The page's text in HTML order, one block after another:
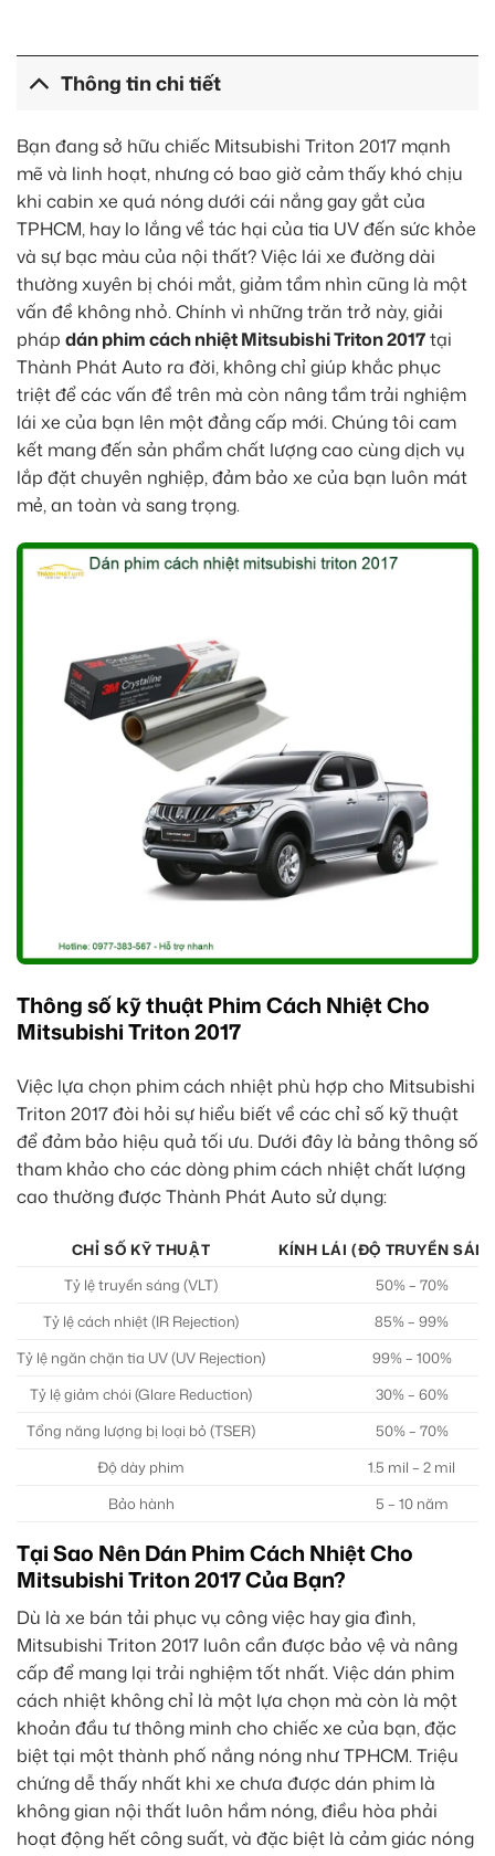
Thông tin chi tiết
Bạn đang sở hữu chiếc Mitsubishi Triton 2017 mạnh
mẽ và linh hoạt, nhưng có bao giờ cảm thấy khó chịu
khi cabin xe quá nóng dưới cái nắng gay gắt của
TPHCM, hay lo lắng về tác hại của tia UV đến sức khỏe
và sự bạc màu của nội thất? Việc lái xe đường dài
thường xuyên bị chói mắt, giảm tầm nhìn cũng là một
vấn đề không nhỏ. Chính vì những trăn trở này, giải
pháp dán phim cách nhiệt Mitsubishi Triton 2017tại
Thành Phát Auto ra đời, không chỉ giúp khắc phục
triệt để các vấn đề trên mà còn nâng tầm trải nghiệm
lái xe của bạn lên một đẳng cấp mới. Chúng tôi cam
kết mang đến sản phẩm chất lượng cao cùng dịch vụ
lắp đặt chuyên nghiệp, đảm bảo xe của bạn luôn mát
mẻ, an toàn và sang trọng.
Thông số kỹ thuật Phim Cách Nhiệt Cho
Mitsubishi Triton 2017
Việc lựa chọn phim cách nhiệt phù hợp cho Mitsubishi
Triton 2017 đòi hỏi sự hiểu biết về các chỉ số kỹ thuật
để đảm bảo hiệu quả tối ưu. Dưới đây là bảng thông số
tham khảo cho các dòng phim cách nhiệt chất lượng
cao thường được Thành Phát Auto sử dụng:
CHỈ SỐ KỸ THUẬT
KÍNH LÁI (ĐỘ TRUYỀN
Tỷ lệ truyền sáng (VLT)
50% – 70%
Tỷ lệ cách nhiệt (IR Rejection)
85% – 99%
Tỷ lệ ngăn chặn tia UV (UV Rejection)
99% – 100%
Tỷ lệ giảm chói (Glare Reduction)
30% – 60%
Tổng năng lượng bị loại bỏ (TSER)
50% – 70%
Độ dày phim
1.5 mil – 2 mil
Bảo hành
5 – 10 năm
Tại Sao Nên Dán Phim Cách Nhiệt Cho
Mitsubishi Triton 2017 Của Bạn?
Dù là xe bán tải phục vụ công việc hay gia đình,
Mitsubishi Triton 2017 luôn cần được bảo vệ và nâng
cấp để mang lại trải nghiệm tốt nhất. Việc dán phim
cách nhiệt không chỉ là một lựa chọn mà còn là một
khoản đầu tư thông minh cho chiếc xe của bạn, đặc
biệt tại một thành phố nắng nóng như TPHCM. Triệu
chứng dễ thấy nhất khi xe chưa được dán phim là
không gian nội thất luôn hầm nóng, điều hòa phải
hoạt động hết công suất, và đặc biệt là cảm giác nóng